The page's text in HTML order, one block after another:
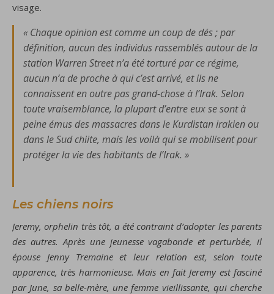
visage.
« Chaque opinion est comme un coup de dés ; par
définition, aucun des individus rassemblés autour de la
station Warren Street n’a été torturé par ce régime,
aucun n’a de proche à qui c’est arrivé, et ils ne
connaissent en outre pas grand-chose à l’Irak. Selon
toute vraisemblance, la plupart d’entre eux se sont à
peine émus des massacres dans le Kurdistan irakien ou
dans le Sud chiite, mais les voilà qui se mobilisent pour
protéger la vie des habitants de l’Irak. »
Les chiens noirs
Jeremy, orphelin très tôt, a été contraint d’adopter les parents
des autres. Après une jeunesse vagabonde et perturbée, il
épouse Jenny Tremaine et leur relation est, selon toute
apparence, très harmonieuse. Mais en fait Jeremy est fasciné
par June, sa belle-mère, une femme vieillissante, qui cherche